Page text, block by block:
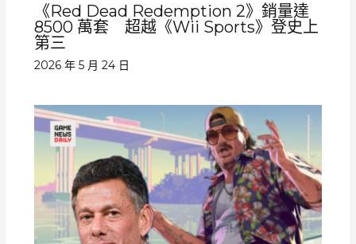
《Red Dead Redemption 2》銷量達
8500 萬套 超越《Wii Sports》登史上
第三
2026 年 5 月 24 日